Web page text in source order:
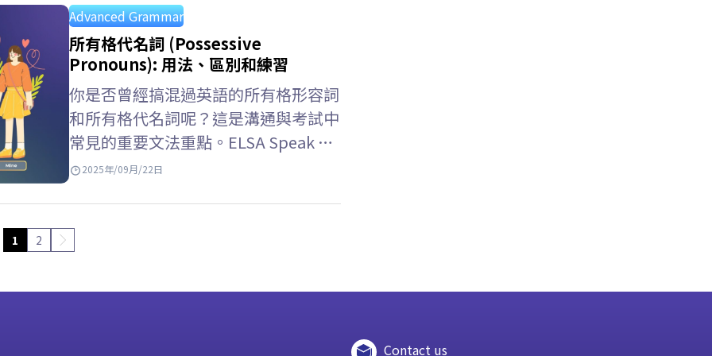
因此，讓我們與 ELSA Speak 一起學習
副詞子句英文, 副詞子句用法與副詞子
句練習。 Key takeaways 副詞子句是
由從屬連接詞開頭的從屬子句，具有副
詞的功能，用來修飾動詞、形容詞、副
詞或整個主要子句（如時間、原因、條
件、目的、讓步等）。它不能獨立存
在，必須與主句搭配使用。 位置 –…
Advanced Grammar
所有格代名詞 (Possessive
Pronouns): 用法、區別和練習
你是否曾經搞混過英語的所有格形容詞
和所有格代名詞呢？這是溝通與考試中
常見的重要文法重點。ELSA Speak 幫
你理解所有格代名詞的用法，搭配生活
2025年/09月/22日
1 2
Contact us